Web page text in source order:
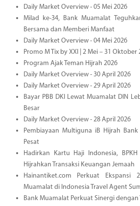
Daily Market Overview - 05 Mei 2026
Milad ke-34, Bank Muamalat
Bersama dan Memberi Manfaat
Daily Market Overview - 04 Mei 2026
Promo M Tix by XXI | 2 Mei – 31 Oktober
Program Ajak Teman Hijrah 2026
Daily Market Overview - 30 April 2026
Daily Market Overview - 29 April 2026
Bayar PBB DKI Lewat Muamalat DIN
Besar
Daily Market Overview - 28 April 2026
Pembiayaan Multiguna iB Hijrah
Pesat
Hadirkan Kartu Haji Indonesia,
Hijrahkan Transaksi Keuangan Jemaah
Hainantiket.com Perkuat Ekspansi
Muamalat di Indonesia Travel Agent
Bank Muamalat Perkuat Sinergi dengan